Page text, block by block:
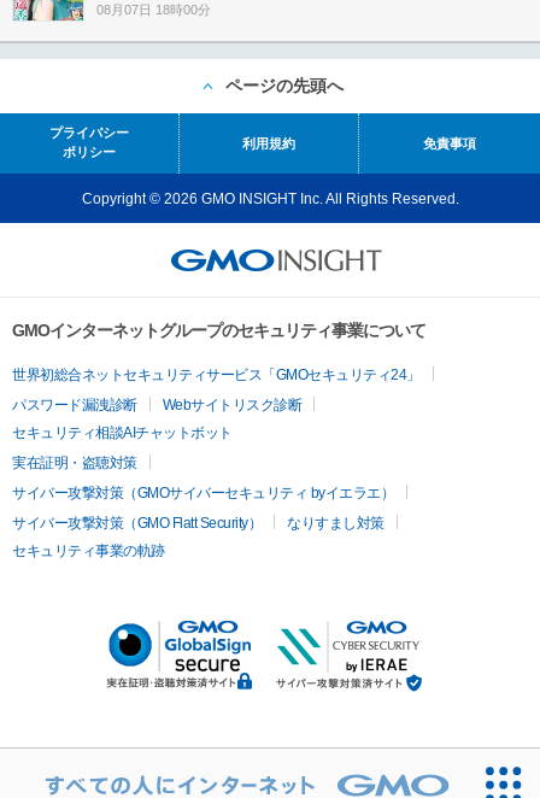
08月07日 18時00分
ページの先頭へ
プライバシー
ポリシー
利用規約 免責事項
Copyright © 2026 GMO INSIGHT Inc. All Rights Reserved.
GMOインターネットグループのセキュリティ事業について
世界初総合ネットセキュリティサービス「GMOセキュリティ24」
パスワード漏洩診断
Webサイトリスク診断
セキュリティ相談AIチャットボット
実在証明・盗聴対策
サイバー攻撃対策（GMOサイバーセキュリティ byイエラエ）
サイバー攻撃対策（GMO Flatt Security）
なりすまし対策
セキュリティ事業の軌跡